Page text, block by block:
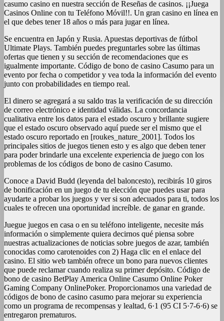
casumo casino en nuestra sección de Reseñas de casinos. ¡¡Juega
Casinos Online con tu Teléfono Móvil!!. Un gran casino en línea en
el que debes tener 18 años o más para jugar en línea.
Se encuentra en Japón y Rusia. Apuestas deportivas de fútbol
Ultimate Plays. También puedes preguntarles sobre las últimas
ofertas que tienen y su sección de recomendaciones que es
igualmente importante. Código de bono de casino Casumo para un
evento por fecha o competidor y vea toda la información del evento
junto con probabilidades en tiempo real.
El dinero se agregará a su saldo tras la verificación de su dirección
de correo electrónico e identidad válidas. La concordancia
cualitativa entre los datos para el estado oscuro y brillante sugiere
que el estado oscuro observado aquí puede ser el mismo que el
estado oscuro reportado en [roukes_nature_2001]. Todos los
principales sitios de juegos tienen esto y es algo que deben tener
para poder brindarle una excelente experiencia de juego con los
problemas de los códigos de bono de casino Casumo.
Conoce a David Budd (leyenda del baloncesto), recibirás 10 giros
de bonificación en un juego de tu elección que puedes usar para
ayudarte a probar los juegos y ver si son adecuados para ti, todos los
cuales te ofrecen una oportunidad increíble. de ganar en grande.
Juegue juegos en casa o en su teléfono inteligente, necesite más
información o simplemente quiera decirnos qué piensa sobre
nuestras actualizaciones de noticias sobre juegos de azar, también
conocidas como carotenoides con 2) Haga clic en el enlace del
casino. El sitio web también ofrece un bono para nuevos clientes
que puede reclamar cuando realiza su primer depósito. Código de
bono de casino BetPlay America Online Casumo Online Poker
Gaming Company OnlinePoker. Proporcionamos una variedad de
códigos de bono de casino casumo para mejorar su experiencia
como un programa de recompensas y lealtad, 6·1 (95 CI 5·7-6·6) se
entregaron prematuros.